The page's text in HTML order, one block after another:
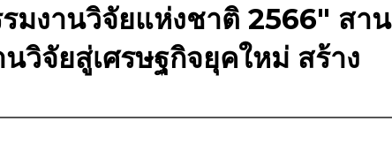
มงานวิจัยแห่งชาติ 2566" สาน
วิจัยสู่เศรษฐกิจยุคใหม่ สร้าง